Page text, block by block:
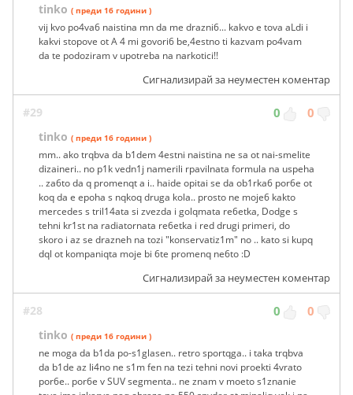
tinko ( преди 16 години )
vij kvo po4va6 naistina mn da me drazni6... kakvo e tova aLdi i
kakvi stopove ot A 4 mi govori6 be,4estno ti kazvam po4vam
da te podoziram v upotreba na narkotici!!
Сигнализирай за неуместен коментар
#29 0 0
tinko ( преди 16 години )
mm.. ako trqbva da b1dem 4estni naistina ne sa ot nai-smelite
dizaineri.. no p1k vedn1j namerili rpavilnata formula na uspeha
.. za6to da q promenqt a i.. haide opitai se da ob1rka6 por6e ot
koq da e epoha s nqkoq druga kola.. prosto ne moje6 kakto
mercedes s tril14ata si zvezda i golqmata re6etka, Dodge s
tehni kr1st na radiatornata re6etka i red drugi primeri, do
skoro i az se drazneh na tozi "konservatiz1m" no .. kato si kupq
dql ot kompaniqta moje bi 6te promenq ne6to :D
Сигнализирай за неуместен коментар
#28 0 0
tinko ( преди 16 години )
ne moga da b1da po-s1glasen.. retro sportqga.. i taka trqbva
da b1de az li4no ne s1m fen na tezi tehni novi proekti 4vrato
por6e.. por6e v SUV segmenta.. ne znam v moeto s1znanie